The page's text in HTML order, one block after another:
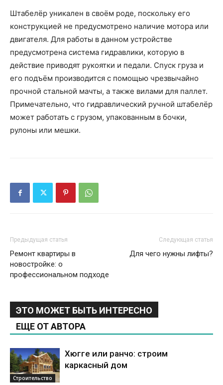
Штабелёр уникален в своём роде, поскольку его
конструкцией не предусмотрено наличие мотора или
двигателя. Для работы в данном устройстве
предусмотрена система гидравлики, которую в
действие приводят рукоятки и педали. Спуск груза и
его подъём производится с помощью чрезвычайно
прочной стальной мачты, а также вилами для паллет.
Примечательно, что гидравлический ручной штабелёр
может работать с грузом, упакованным в бочки,
рулоны или мешки.
Предыдущая статья
Ремонт квартиры в
новостройке: о
профессиональном подходе
Следующая статья
Для чего нужны лифты?
ЭТО МОЖЕТ БЫТЬ ИНТЕРЕСНО
ЕЩЕ ОТ АВТОРА
Строительство
Хюгге или ранчо: строим
каркасный дом